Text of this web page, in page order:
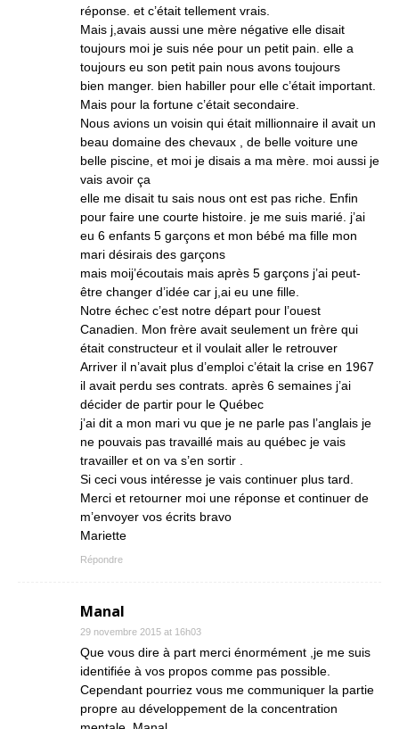
réponse. et c’était tellement vrais.
Mais j,avais aussi une mère négative elle disait
toujours moi je suis née pour un petit pain. elle a
toujours eu son petit pain nous avons toujours
bien manger. bien habiller pour elle c’était important.
Mais pour la fortune c’était secondaire.
Nous avions un voisin qui était millionnaire il avait un
beau domaine des chevaux , de belle voiture une
belle piscine, et moi je disais a ma mère. moi aussi je
vais avoir ça
elle me disait tu sais nous ont est pas riche. Enfin
pour faire une courte histoire. je me suis marié. j’ai
eu 6 enfants 5 garçons et mon bébé ma fille mon
mari désirais des garçons
mais moij’écoutais mais après 5 garçons j’ai peut-
être changer d’idée car j,ai eu une fille.
Notre échec c’est notre départ pour l’ouest
Canadien. Mon frère avait seulement un frère qui
était constructeur et il voulait aller le retrouver
Arriver il n’avait plus d’emploi c’était la crise en 1967
il avait perdu ses contrats. après 6 semaines j’ai
décider de partir pour le Québec
j’ai dit a mon mari vu que je ne parle pas l’anglais je
ne pouvais pas travaillé mais au québec je vais
travailler et on va s’en sortir .
Si ceci vous intéresse je vais continuer plus tard.
Merci et retourner moi une réponse et continuer de
m’envoyer vos écrits bravo
Mariette
Répondre
Manal
29 novembre 2015 at 16h03
Que vous dire à part merci énormément ,je me suis
identifiée à vos propos comme pas possible.
Cependant pourriez vous me communiquer la partie
propre au développement de la concentration